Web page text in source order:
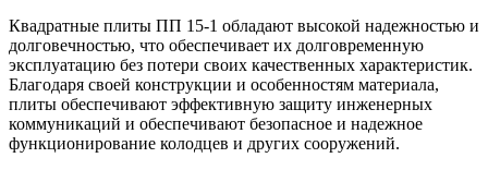
Квадратные плиты ПП 15-1 обладают высокой надежностью и
долговечностью, что обеспечивает их долговременную
эксплуатацию без потери своих качественных характеристик.
Благодаря своей конструкции и особенностям материала,
плиты обеспечивают эффективную защиту инженерных
коммуникаций и обеспечивают безопасное и надежное
функционирование колодцев и других сооружений.